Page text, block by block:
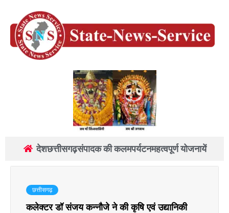
देशछत्तीसगढ़संपादक की कलमपर्यटनमहत्वपूर्ण योजनायें
छत्तीसगढ़
कलेक्टर डॉ संजय कन्नौजे ने की कृषि एवं उद्यानिकी